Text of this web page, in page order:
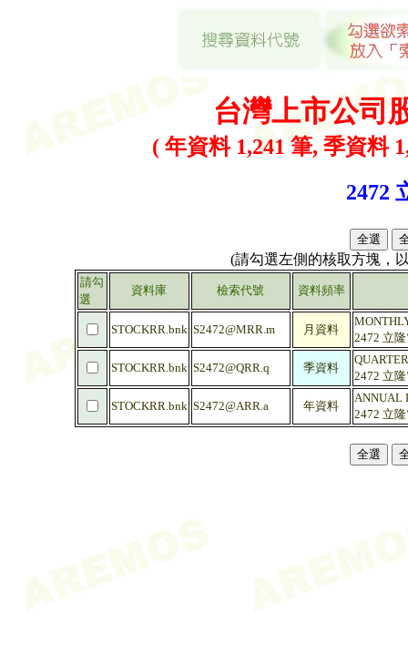
台灣上市公司
( 年資料 1,241 筆, 季資料
2472
(請勾選左側的核取方塊，
請勾
選
資料庫 檢索代號 資料頻率
STOCKRR.bnk S2472@MRR.m 月資料
2472 立
STOCKRR.bnk S2472@QRR.q 季資料
2472 立
STOCKRR.bnk S2472@ARR.a 年資料
ANNUAL
2472 立